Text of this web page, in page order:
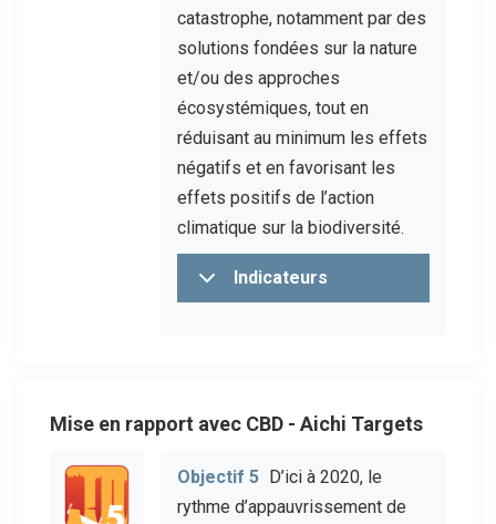
catastrophe, notamment par des
solutions fondées sur la nature
et/ou des approches
écosystémiques, tout en
réduisant au minimum les effets
négatifs et en favorisant les
effets positifs de l’action
climatique sur la biodiversité.
Indicateurs
Mise en rapport avec CBD - Aichi Targets
Objectif 5 D’ici à 2020, le
rythme d’appauvrissement de